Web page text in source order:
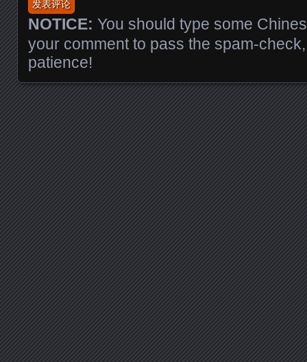
NOTICE: You should type some
your comment to pass the spam-
patience!